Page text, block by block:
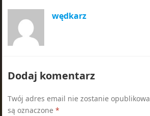
wędkarz
Dodaj komentarz
Twój adres email nie zostanie
są oznaczone*